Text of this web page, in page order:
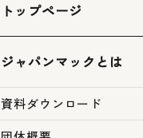
トップページ
ジャパンマックとは
資料ダウンロード